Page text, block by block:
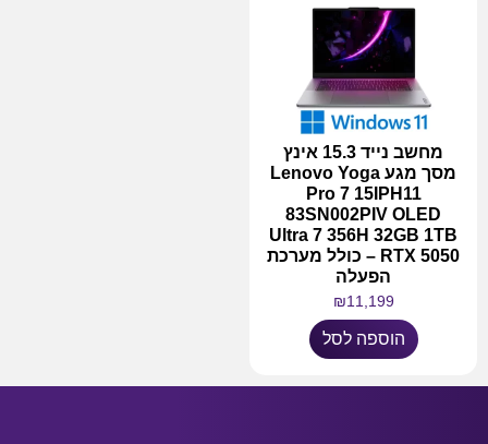
מחשב נייד 15.3 אינץ
מסך מגע Lenovo Yoga
Pro 7 15IPH11
83SN002PIV OLED
Ultra 7 356H 32GB 1TB
RTX 5050 – כולל מערכת
הפעלה
₪11,199
הוספה לסל